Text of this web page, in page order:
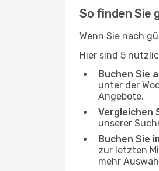
So finden Sie
Wenn Sie nach
Hier sind 5
Buchen Sie
unter der
Angebote.
Vergleichen
unserer
Buchen Sie
zur letzten
mehr